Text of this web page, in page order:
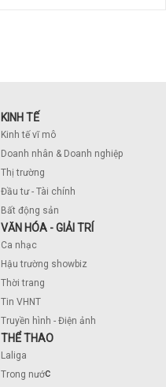
KINH TẾ
Kinh tế vĩ mô
Doanh nhân & Doanh nghiệp
Thị trường
Đầu tư - Tài chính
Bất động sản
VĂN HÓA - GIẢI TRÍ
Ca nhạc
Hậu trường showbiz
Thời trang
Tin VHNT
Truyền hình - Điện ảnh
THỂ THAO
Laliga
Trong nước